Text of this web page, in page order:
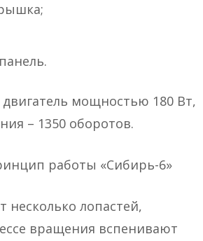
мощностью 180 Вт,
– 1350 оборотов.
работы «Сибирь-6»
несколько лопастей,
вращения вспенивают